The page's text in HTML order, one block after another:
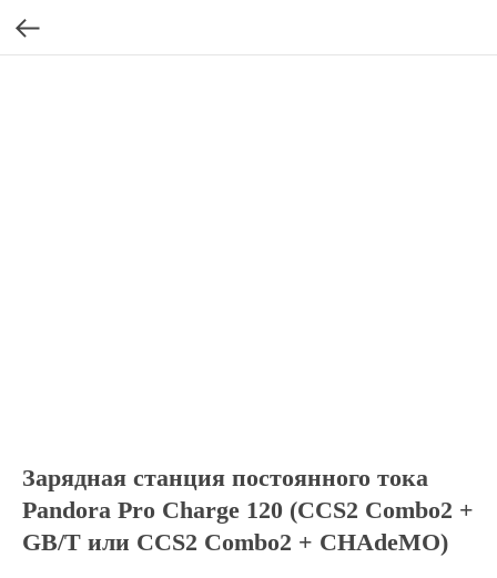
Зарядная станция постоянного тока
Pandora Pro Charge 120 (CCS2 Combo2 +
GB/T или CCS2 Combo2 + CHAdeMO)